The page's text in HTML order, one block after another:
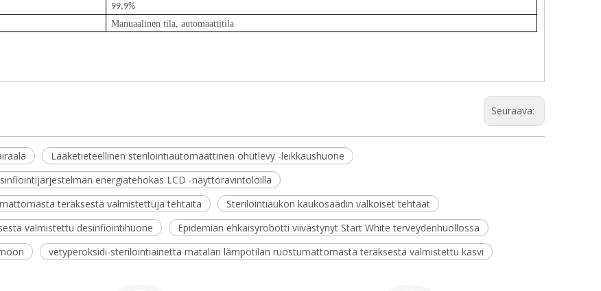
99,9%
Manuaalinen tila, automaattitila
Seuraava:
Lääketieteellinen sterilointiautomaattinen ohutlevy -leikkaushuone
energiatehokas LCD -näyttöravintoloilla
teräksestä valmistettuja tehtaita
Sterilointiaukon kaukosäädin valkoiset tehtaat
valmistettu desinfiointihuone
Epidemian ehkäisyrobotti viivästynyt Start White terveydenhuollossa
vetyperoksidi-sterilointiainetta matalan lämpötilan ruostumattomasta teräksestä valmistettu kasvi